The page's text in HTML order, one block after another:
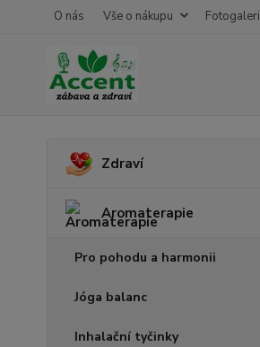
O nás Vše o nákupu
Zdraví
Aromaterapie
Pro pohodu a harmonii
Jóga balanc
Inhalační tyčinky